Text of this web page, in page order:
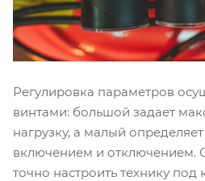
Регулировка параметров
винтами: большой задает
нагрузку, а малый
включением и
точно настроить технику под